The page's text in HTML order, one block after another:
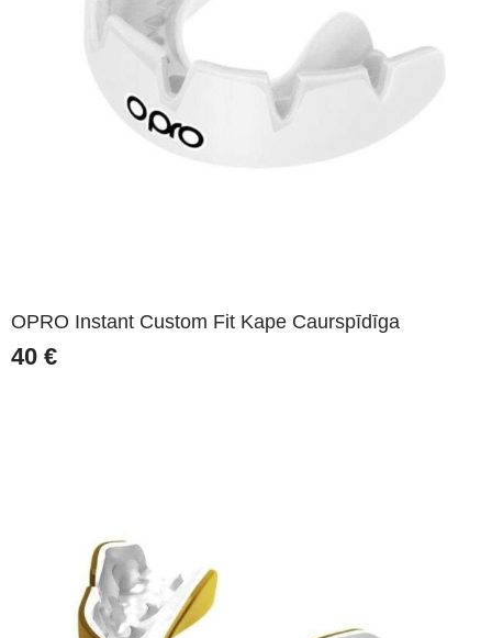
OPRO Instant Custom Fit Kape Caurspīdīga
40 €